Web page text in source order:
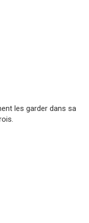
les garder dans sa